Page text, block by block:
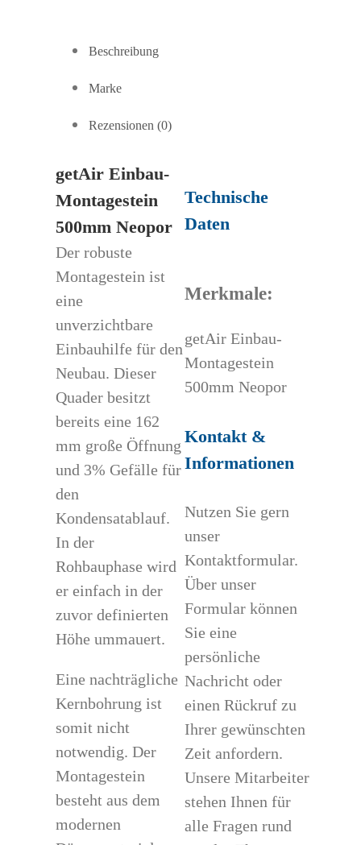
Beschreibung
Marke
Rezensionen (0)
getAir Einbau-
Montagestein
500mm Neopor
Der robuste
Montagestein ist
eine
unverzichtbare
Einbauhilfe für den
Neubau. Dieser
Quader besitzt
bereits eine 162
mm große Öffnung
und 3% Gefälle für
den
Kondensatablauf.
In der
Rohbauphase wird
er einfach in der
zuvor definierten
Höhe ummauert.
Eine nachträgliche
Kernbohrung ist
somit nicht
notwendig. Der
Montagestein
besteht aus dem
modernen
Technische
Daten
Merkmale:
getAir Einbau-
Montagestein
500mm Neopor
Kontakt &
Informationen
Nutzen Sie gern
unser
Kontaktformular.
Über unser
Formular können
Sie eine
persönliche
Nachricht oder
einen Rückruf zu
Ihrer gewünschten
Zeit anfordern.
Unsere Mitarbeiter
stehen Ihnen für
alle Fragen rund